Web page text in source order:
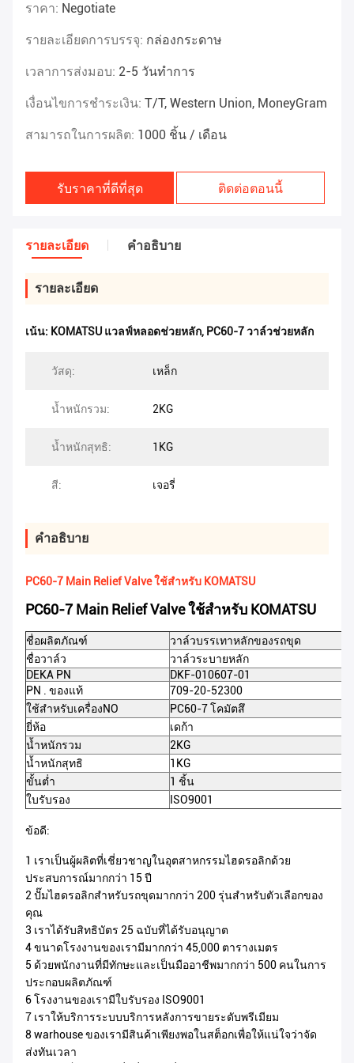
ราคา: Negotiate
รายละเอียดการบรรจุ: กล่องกระดาษ
เวลาการส่งมอบ: 2-5 วันทำการ
เงื่อนไขการชำระเงิน: T/T, Western Union, MoneyGram
สามารถในการผลิต: 1000 ชิ้น / เดือน
รับราคาที่ดีที่สุด ติดต่อตอนนี้
รายละเอียด คําอธิบาย
รายละเอียด
เน้น: KOMATSU แวลฟ์หลอดช่วยหลัก, PC60-7 วาล์วช่วยหลัก
วัสดุ: เหล็ก
น้ำหนักรวม: 2KG
น้ำหนักสุทธิ: 1KG
สี: เจอรี่
คําอธิบาย
PC60-7 Main Relief Valve ใช้สำหรับ KOMATSU
PC60-7 Main Relief Valve ใช้สำหรับ KOMATSU
ชื่อผลิตภัณฑ์
วาล์วบรรเทาหลักของรถขุด
ชื่อวาล์ว
วาล์วระบายหลัก
DEKA PN
DKF-010607-01
PN . ของแท้
709-20-52300
ใช้สำหรับเครื่องNO
PC60-7 โคมัตสึ
ยี่ห้อ
เดก้า
น้ำหนักรวม
2KG
น้ำหนักสุทธิ
1KG
ขั้นต่ำ
1 ชิ้น
ใบรับรอง
ISO9001
ข้อดี:
1 เราเป็นผู้ผลิตที่เชี่ยวชาญในอุตสาหกรรมไฮดรอลิกด้วย
ประสบการณ์มากกว่า 15 ปี
2 ปั๊มไฮดรอลิกสำหรับรถขุดมากกว่า 200 รุ่นสำหรับตัวเลือกของ
คุณ
3 เราได้รับสิทธิบัตร 25 ฉบับที่ได้รับอนุญาต
4 ขนาดโรงงานของเรามีมากกว่า 45,000 ตารางเมตร
5 ด้วยพนักงานที่มีทักษะและเป็นมืออาชีพมากกว่า 500 คนในการ
ประกอบผลิตภัณฑ์
6 โรงงานของเรามีใบรับรอง ISO9001
7 เราให้บริการระบบบริการหลังการขายระดับพรีเมียม
8 warhouse ของเรามีสินค้าเพียงพอในสต็อกเพื่อให้แน่ใจว่าจัด
ส่งทันเวลา